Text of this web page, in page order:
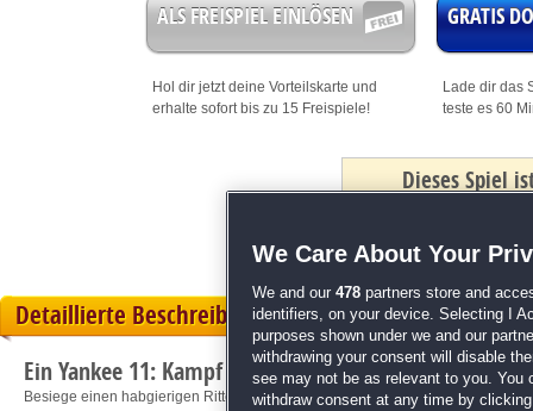
ALS FREISPIEL EINLÖSEN
Hol dir jetzt deine Vorteilskarte und
erhalte sofort bis zu 15 Freispiele!
GRATIS
Lade dir das
teste es 60
Dieses Spiel
Detaillierte Beschreibung
Ein Yankee 11: Kampf um die Braut
Besiege einen habgierigen Ritter!
We Care About Your
We and our 478 partners store and
identifiers, on your device. Selecting I
purposes shown under we and our
withdrawing your consent will disable
see may not be as relevant to you. You
withdraw consent at any time by